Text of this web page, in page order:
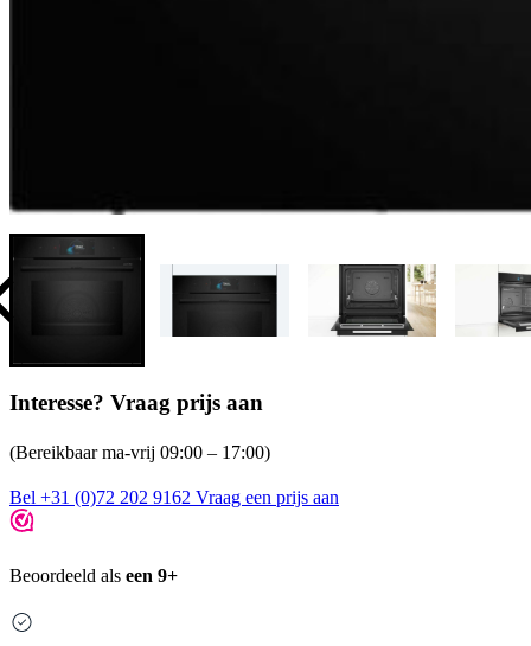
Interesse? Vraag prijs aan
(Bereikbaar ma-vrij 09:00 – 17:00)
Bel +31 (0)72 202 9162 Vraag een prijs aan
Beoordeeld als een 9+